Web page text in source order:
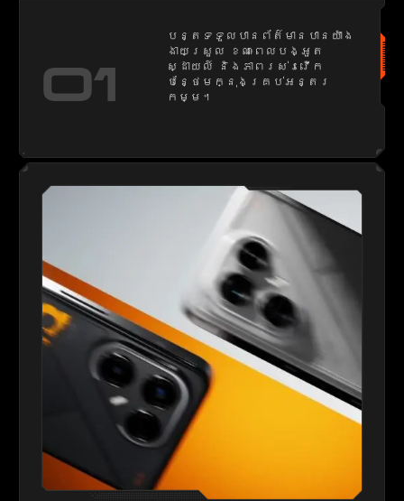
01
បន្តទទួលបានព័ត៌មានបានយ៉ាង
ងាយស្រួល ខណៈពេលបង្អួត
ស្ដាយល៍ និងភាពរស់រវើក
បន្ថែមក្នុងគ្រប់អន្តរ
កម្ម។